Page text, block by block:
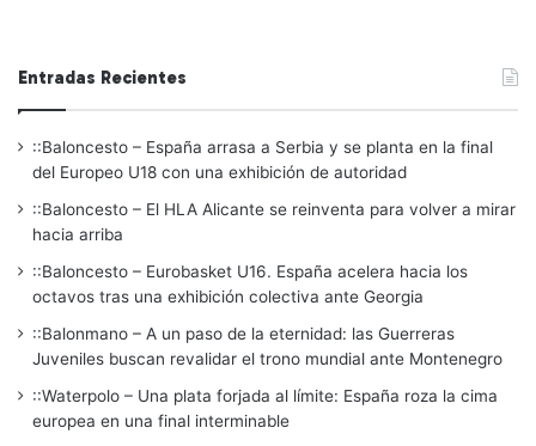
Entradas Recientes
::Baloncesto – España arrasa a Serbia y se planta en la final
del Europeo U18 con una exhibición de autoridad
::Baloncesto – El HLA Alicante se reinventa para volver a mirar
hacia arriba
::Baloncesto – Eurobasket U16. España acelera hacia los
octavos tras una exhibición colectiva ante Georgia
::Balonmano – A un paso de la eternidad: las Guerreras
Juveniles buscan revalidar el trono mundial ante Montenegro
::Waterpolo – Una plata forjada al límite: España roza la cima
europea en una final interminable